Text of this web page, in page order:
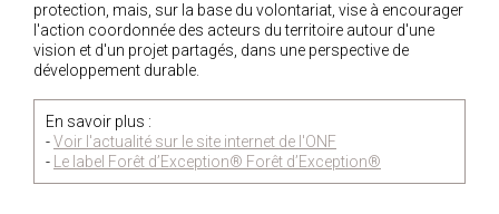
protection, mais, sur la base du volontariat, vise à encourager
l'action coordonnée des acteurs du territoire autour d'une
vision et d'un projet partagés, dans une perspective de
développement durable.
En savoir plus :
-Voir l'actualité sur le site internet de l'ONF
-
Le label Forêt d’Exception® Forêt d’Exception®